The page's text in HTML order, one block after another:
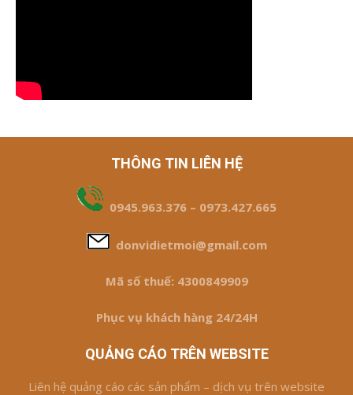
THÔNG TIN LIÊN HỆ
0945.963.376 – 0973.427.665
donvidietmoi@gmail.com
Mã số thuế: 4300849909
Phục vụ khách hàng 24/24H
QUẢNG CÁO TRÊN WEBSITE
Liên hệ quảng cáo các sản phẩm – dịch vụ trên website